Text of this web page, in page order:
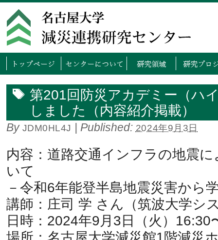
トップページ センタ
第201回防災アカデミー（ハ
しました（内容紹介掲載）
By JDM0HL4J | Published: 2024年9月3日
内容：道路交通インフラの地震
いて
－令和6年能登半島地震災害から
講師：庄司 学 さん（筑波大学シ
日時：2024年9月3日（火）16:30